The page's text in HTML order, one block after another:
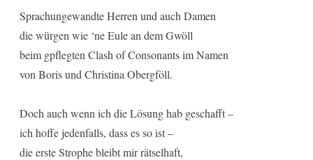
Sprachungewandte Herren und auch Damen
die würgen wie ‘ne Eule an dem Gwöll
beim gpflegten Clash of Consonants im Namen
von Boris und Christina Obergföll.
Doch auch wenn ich die Lösung hab geschafft –
ich hoffe jedenfalls, dass es so ist –
die erste Strophe bleibt mir rätselhaft,